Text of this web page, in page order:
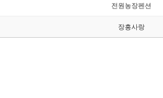
전원농장펜션
장흥사랑